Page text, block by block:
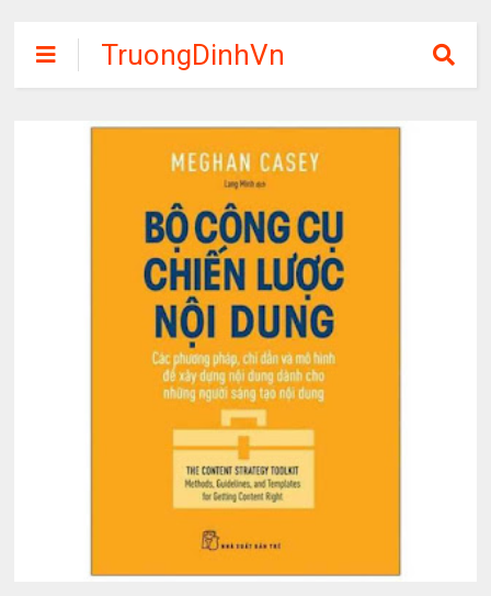
TruongDinhVn
Chia sẽ ebook,
các khóa học,
phần mềm học
tập miễn phí